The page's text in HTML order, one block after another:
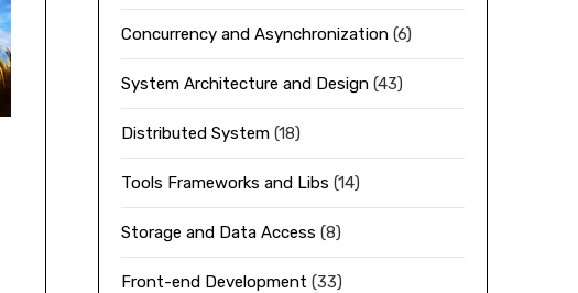
Concurrency and Asynchronization(6)
System Architecture and Design(43)
Distributed System(18)
Tools Frameworks and Libs (14)
Storage and Data Access (8)
Front-end Development (33)